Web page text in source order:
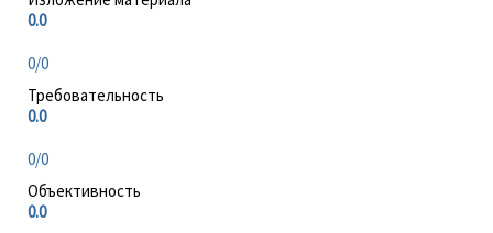
0.0
0/0
Требовательность
0.0
0/0
Объективность
0.0